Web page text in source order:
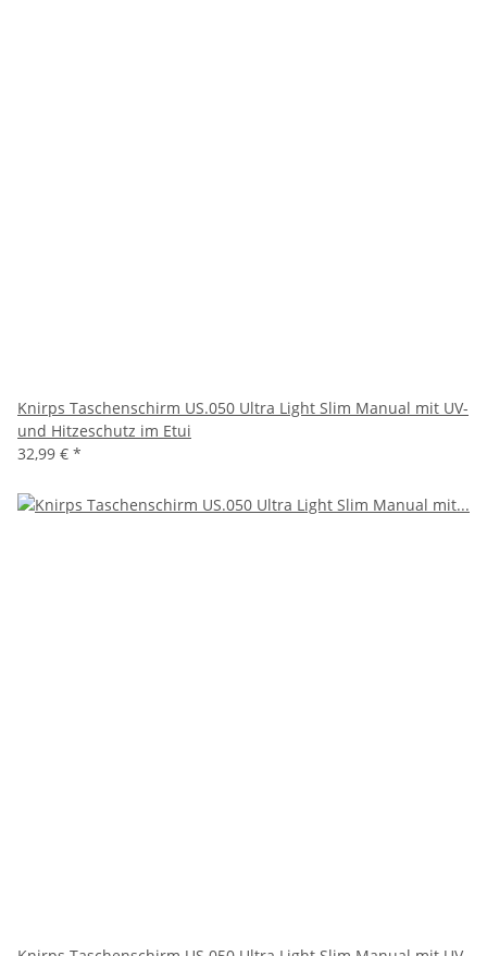
Knirps Taschenschirm US.050 Ultra Light Slim Manual mit UV-
und Hitzeschutz im Etui
32,99 € *